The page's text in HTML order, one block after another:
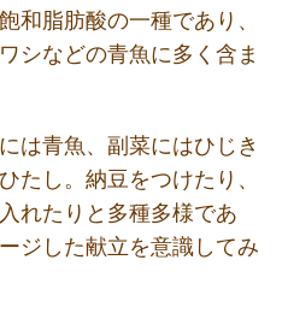
和脂肪酸の一種であり、
シなどの青魚に多く含ま
は青魚、副菜にはひじき
たし。納豆をつけたり、
れたりと多種多様であ
ジした献立を意識してみ